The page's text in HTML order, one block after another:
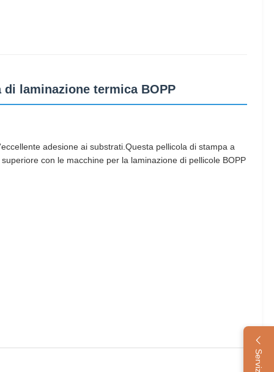
laminazione termica BOPP
adesione ai substrati.Questa pellicola di stampa a
con le macchine per la laminazione di pellicole BOPP